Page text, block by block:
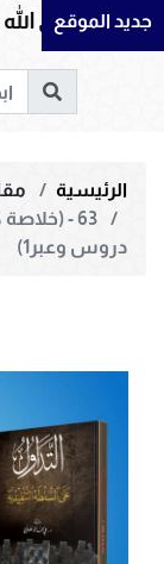
جديد الموقع
الله في سورة
الرئيسية
63 -
دروس وعبر1)